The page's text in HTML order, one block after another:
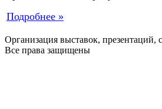
Подробнее »
Организация выставок,
Все права защищены